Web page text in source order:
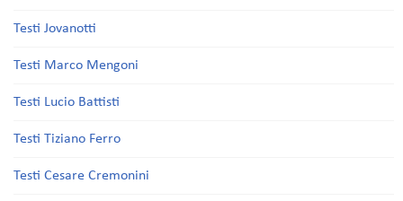
Testi Jovanotti
Testi Marco Mengoni
Testi Lucio Battisti
Testi Tiziano Ferro
Testi Cesare Cremonini